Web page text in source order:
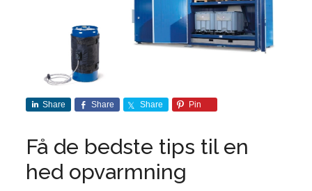
Share Share Share Pin
Få de bedste tips til en
hed opvarmning